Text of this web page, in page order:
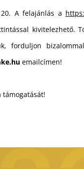
20. A felajánlás a
kivitelezhető.
forduljon
emailcímen!
támogatását!